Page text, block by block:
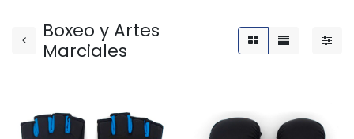
Boxeo y Artes
Marciales